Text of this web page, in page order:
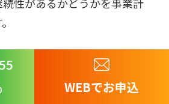
計画書を作成するためのポ
りです。
WEBでお申込